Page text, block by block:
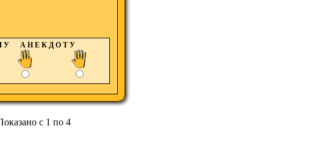
А Н Е К Д О Т У
с 1 по 4